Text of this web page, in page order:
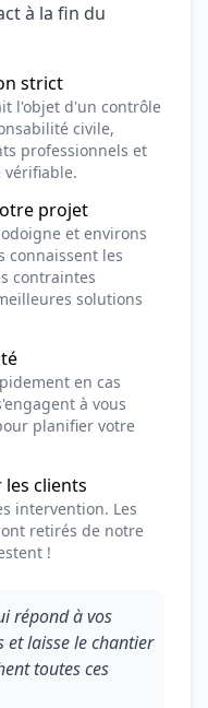
à la fin du
strict
l'objet d'un contrôle
civile,
professionnels et
vérifiable.
projet
et environs
connaissent les
contraintes
solutions
en cas
à vous
planifier votre
les clients
intervention. Les
retirés de notre
!
répond à vos
et laisse le chantier
toutes ces